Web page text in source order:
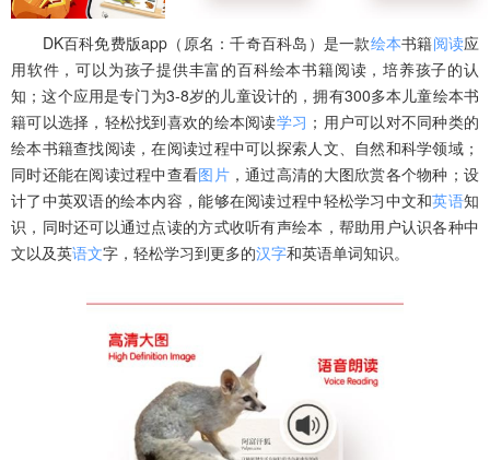
DK百科免费版app（原名：千奇百科岛）是一款绘本书籍阅读应
用软件，可以为孩子提供丰富的百科绘本书籍阅读，培养孩子的认
知；这个应用是专门为3-8岁的儿童设计的，拥有300多本儿童绘本书
籍可以选择，轻松找到喜欢的绘本阅读学习 ；用户可以对不同种类的
绘本书籍查找阅读，在阅读过程中可以探索人文、自然和科学领域；
同时还能在阅读过程中查看图片，通过高清的大图欣赏各个物种；设
计了中英双语的绘本内容，能够在阅读过程中轻松学习中文和英语知
识，同时还可以通过点读的方式收听有声绘本，帮助用户认识各种中
文以及英语文字，轻松学习到更多的汉字和英语单词知识。